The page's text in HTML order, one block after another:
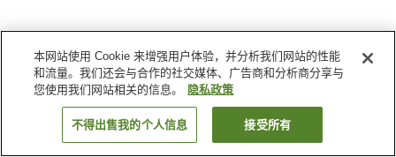
搜索客房
本网站使用 Cookie 来增强用户体验，并分析我们网站的性能
和流量。我们还会与合作的社交媒体、广告商和分析商分享与
您使用我们网站相关的信息。
隐私政策
不得出售我的个人信息 接受所有